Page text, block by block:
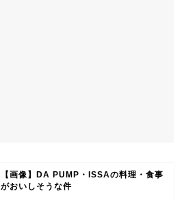
【画像】DA PUMP・ISSAの料理・食事
がおいしそうな件